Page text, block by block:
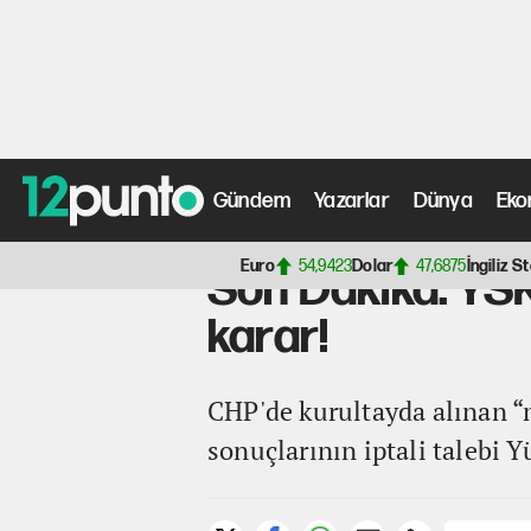
Gündem Yazarlar Dünya
Euro 54,9423Dolar 47,6875 İngiliz
Anasayfa>Gündem Haberleri> Son Dakika: YSK'dan
Son Dakika:
karar!
CHP'de kurultayda alınan
sonuçlarının iptali talebi